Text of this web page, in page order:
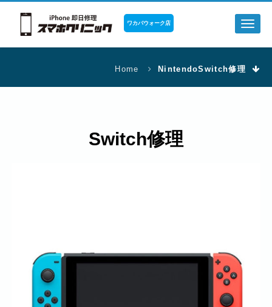
Toggle
ワカバウォーク店
Home NintendoSwitch修理
Switch修理